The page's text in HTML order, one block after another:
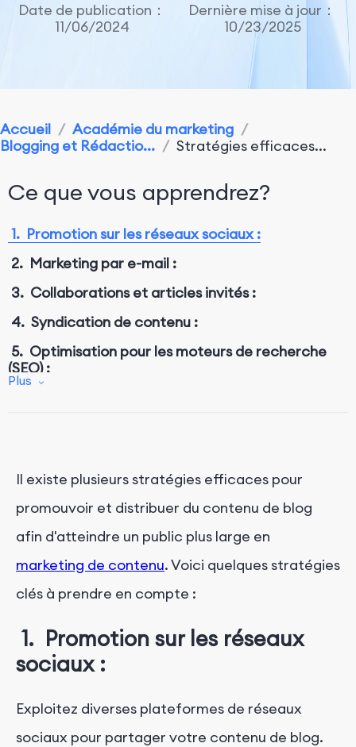
Date de publication：
11/06/2024
Dernière mise à jour：
10/23/2025
Accueil / Académie du marketing /
Blogging et Rédactio... / Stratégies efficaces...
Ce que vous apprendrez?
1. Promotion sur les réseaux sociaux :
2. Marketing par e-mail :
3. Collaborations et articles invités :
4. Syndication de contenu :
5. Optimisation pour les moteurs de recherche
(SEO) :
Plus
Il existe plusieurs stratégies efficaces pour
promouvoir et distribuer du contenu de blog
afin d'atteindre un public plus large en
marketing de contenu. Voici quelques stratégies
clés à prendre en compte :
1. Promotion sur les réseaux
sociaux :
Exploitez diverses plateformes de réseaux
sociaux pour partager votre contenu de blog.